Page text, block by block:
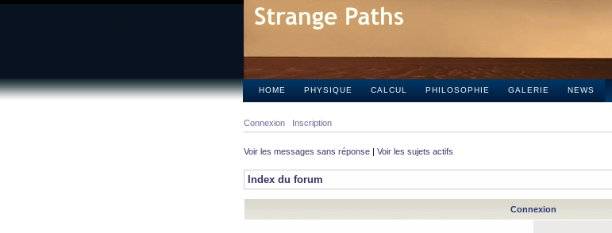
HOME PHYSIQUE CALCUL PHILOSOPHIE GALERIE NEWS
Connexion Inscription
Voir les messages sans réponse | Voir les sujets actifs
Index du forum
Connexion